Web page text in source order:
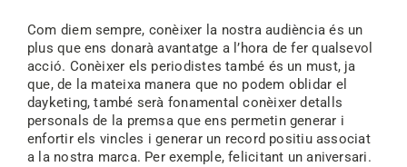
Com diem sempre, conèixer la nostra audiència és un
plus que ens donarà avantatge a l’hora de fer qualsevol
acció. Conèixer els periodistes també és un must, ja
que, de la mateixa manera que no podem oblidar el
dayketing, també serà fonamental conèixer detalls
personals de la premsa que ens permetin generar i
enfortir els vincles i generar un record positiu associat
a la nostra marca. Per exemple, felicitant un aniversari.